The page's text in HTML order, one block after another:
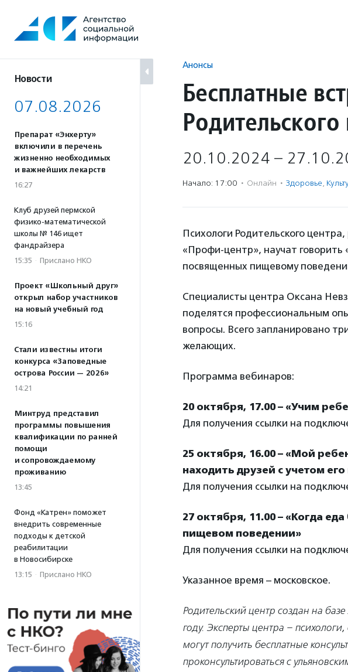
содержанию
Новости
07.08.2026
Препарат «Энхерту»
включили в перечень
жизненно необходимых
и важнейших лекарств
16:27
Клуб друзей пермской
физико-математической
школы № 146 ищет
фандрайзера
15:35 · Прислано НКО
Проект «Школьный друг»
открыл набор участников
на новый учебный год
15:16
Стали известны итоги
конкурса «Заповедные
острова России — 2026»
14:21
Минтруд представил
программы повышения
квалификации по ранней
помощи
и сопровождаемому
проживанию
13:45
Фонд «Катрен» поможет
внедрить современные
подходы к детской
реабилитации
в Новосибирске
13:15 · Прислано НКО
Анонсы
Бесплатные
20.10.2024 –
Начало: 17:00 · Онлайн · Здоровье,
Психологи Родительского
«Профи-центр», научат
посвященных пищевому
Специалисты центра Оксана
поделятся профессиональным
вопросы. Всего запланировано
желающих.
Программа вебинаров:
20 октября, 17.00 – «Учим
Для получения ссылки на
25 октября, 16.00 – «Мой
находить друзей с учетом его
Для получения ссылки на
27 октября, 11.00 – «Когда
пищевом поведении»
Для получения ссылки на
Указанное время – московское.
Родительский центр создан на
году. Эксперты центра –
могут получить бесплатные
проконсультироваться с